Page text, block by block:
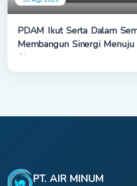
PDAM Ikut Serta Dalam
Membangun Sinergi
City
PT. AIR MINUM